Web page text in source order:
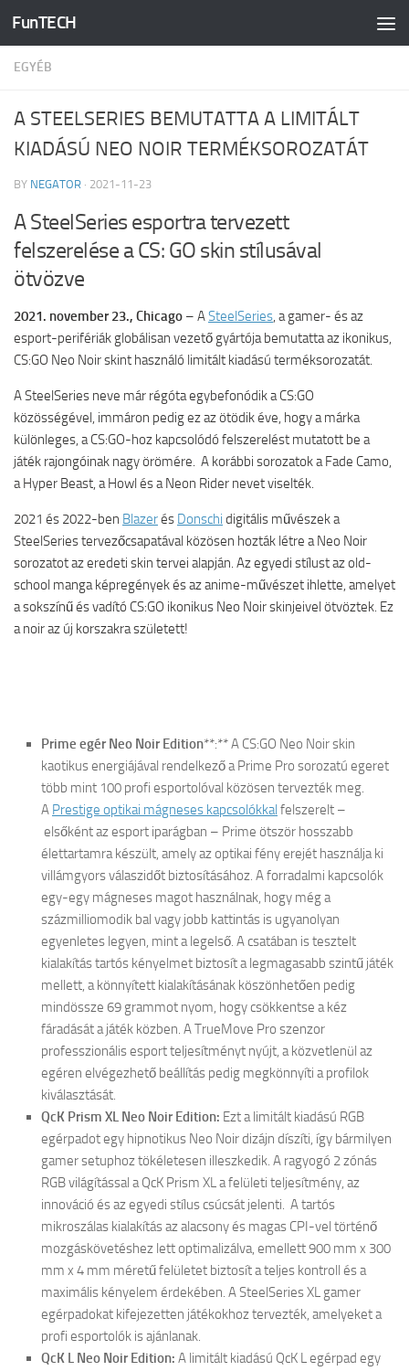
Skip to content
FunTECH
EGYÉB
A STEELSERIES BEMUTATTA A LIMITÁLT
KIADÁSÚ NEO NOIR TERMÉKSOROZATÁT
BY NEGATOR · 2021-11-23
A SteelSeries esportra tervezett
felszerelése a CS: GO skin stílusával
ötvözve
2021. november 23., Chicago – ASteelSeries, a gamer- és az
esport-perifériák globálisan vezető gyártója bemutatta az ikonikus,
CS:GO Neo Noir skint használó limitált kiadású terméksorozatát.
A SteelSeries neve már régóta egybefonódik a CS:GO
közösségével, immáron pedig ez az ötödik éve, hogy a márka
különleges, a CS:GO-hoz kapcsolódó felszerelést mutatott be a
játék rajongóinak nagy örömére. A korábbi sorozatok a Fade Camo,
a Hyper Beast, a Howl és a Neon Rider nevet viselték.
2021 és 2022-ben Blazerés Donschi digitális művészek a
SteelSeries tervezőcsapatával közösen hozták létre a Neo Noir
sorozatot az eredeti skin tervei alapján. Az egyedi stílust az old-
school manga képregények és az anime-művészet ihlette, amelyet
a sokszínű és vadító CS:GO ikonikus Neo Noir skinjeivel ötvöztek. Ez
a noir az új korszakra született!
Prime egér Neo Noir Edition**:** A CS:GO Neo Noir skin
kaotikus energiájával rendelkező a Prime Pro sorozatú egeret
több mint 100 profi esportolóval közösen tervezték meg.
A Prestige optikai mágneses kapcsolókkal felszerelt –
elsőként az esport iparágban – Prime ötször hosszabb
élettartamra készült, amely az optikai fény erejét használja ki
villámgyors válaszidőt biztosításához. A forradalmi kapcsolók
egy-egy mágneses magot használnak, hogy még a
százmilliomodik bal vagy jobb kattintás is ugyanolyan
egyenletes legyen, mint a legelső. A csatában is tesztelt
kialakítás tartós kényelmet biztosít a legmagasabb szintű játék
mellett, a könnyített kialakításának köszönhetően pedig
mindössze 69 grammot nyom, hogy csökkentse a kéz
fáradását a játék közben. A TrueMove Pro szenzor
professzionális esport teljesítményt nyújt, a közvetlenül az
egéren elvégezhető beállítás pedig megkönnyíti a profilok
kiválasztását.
QcK Prism XL Neo Noir Edition: Ezt a limitált kiadású RGB
egérpadot egy hipnotikus Neo Noir dizájn díszíti, így bármilyen
gamer setuphoz tökéletesen illeszkedik. A ragyogó 2 zónás
RGB világítással a QcK Prism XL a felületi teljesítmény, az
innováció és az egyedi stílus csúcsát jelenti. A tartós
mikroszálas kialakítás az alacsony és magas CPI-vel történő
mozgáskövetéshez lett optimalizálva, emellett 900 mm x 300
mm x 4 mm méretű felületet biztosít a teljes kontroll és a
maximális kényelem érdekében. A SteelSeries XL gamer
egérpadokat kifejezetten játékokhoz tervezték, amelyeket a
profi esportolók is ajánlanak.
QcK L Neo Noir Edition: A limitált kiadású QcK L egérpad egy